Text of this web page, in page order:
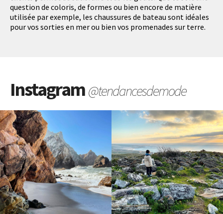
question de coloris, de formes ou bien encore de matière
utilisée par exemple, les chaussures de bateau sont idéales
pour vos sorties en mer ou bien vos promenades sur terre.
Instagram@tendancesdemode